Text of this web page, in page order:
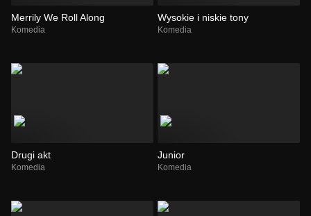
Merrily We Roll Along
Komedia
Wysokie i niskie tony
Komedia
Drugi akt
Komedia
Junior
Komedia